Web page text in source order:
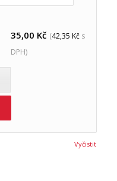
Vyčistit
35,00 Kč (42,35 Kč s
DPH)